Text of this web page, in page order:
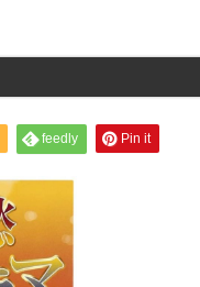
feedly Pin it